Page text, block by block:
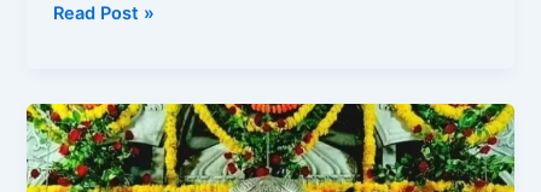
Read Post »
भादवा
चौथ
माता